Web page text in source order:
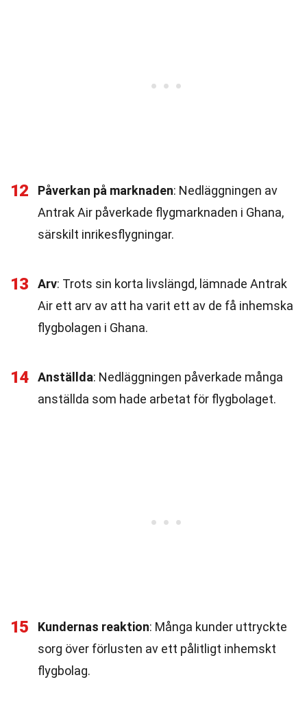
12 Påverkan på marknaden: Nedläggningen av
Antrak Air påverkade flygmarknaden i Ghana,
särskilt inrikesflygningar.
13 Arv: Trots sin korta livslängd, lämnade Antrak
Air ett arv av att ha varit ett av de få inhemska
flygbolagen i Ghana.
14 Anställda: Nedläggningen påverkade många
anställda som hade arbetat för flygbolaget.
15 Kundernas reaktion: Många kunder uttryckte
sorg över förlusten av ett pålitligt inhemskt
flygbolag.